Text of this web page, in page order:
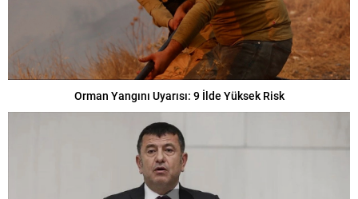
Orman Yangını Uyarısı: 9 İlde Yüksek Risk